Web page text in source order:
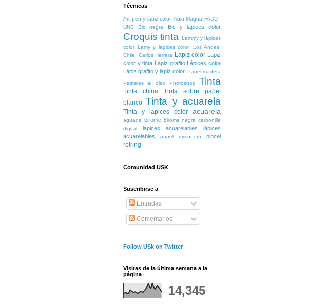
Técnicas
Art pen y lápiz color. Aula Magna FADU -
UNC
Bic negra Bic y lapices color
Croquis tinta
Lammy y lápices
color
Lamy y lápices color. Los Andes.
Chile. Carlos Herrera Lapiz color
Lapiz
color y tinta
Lapiz grafito
Lápices color
Lápiz grafito y lápiz color. Papel madera
Pasteles al oleo
Photoshop Tinta
Tinta china
Tinta sobre papel
blanco Tinta y acuarela
Tinta y lapices color acuarela
aguada birome birome negra carbonilla
digital
lapices acuarelables
lápices
acuarelables
papel misionero pincel
rotring
Comunidad USK
Suscribirse a
Entradas
Comentarios
Follow USk on Twitter
Visitas de la última semana a la
página
14,345